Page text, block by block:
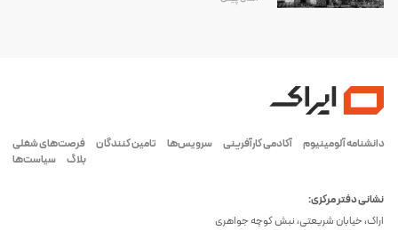
دانشنامه آلومینیوم آکادمی کارآفرینی سرویس‌ها تامین کنندگان
فرصت‌های شغلی
بلاگ
سیاست‌ها
نشانی دفتر مرکزی:
اراک، خیابان شریعتی، نبش کوچه جواهری